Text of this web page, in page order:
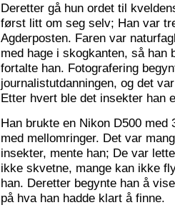
Deretter gå hun ordet til
først litt om seg selv; Han var
Agderposten. Faren var
med hage i skogkanten, så han
fortalte han. Fotografering
journalistutdanningen, og det
Etter hvert ble det insekter han
Han brukte en Nikon D500
med mellomringer. Det var
insekter, mente han; De var
ikke skvetne, mange kan ikke
han. Deretter begynte han å
på hva han hadde klart å finne.